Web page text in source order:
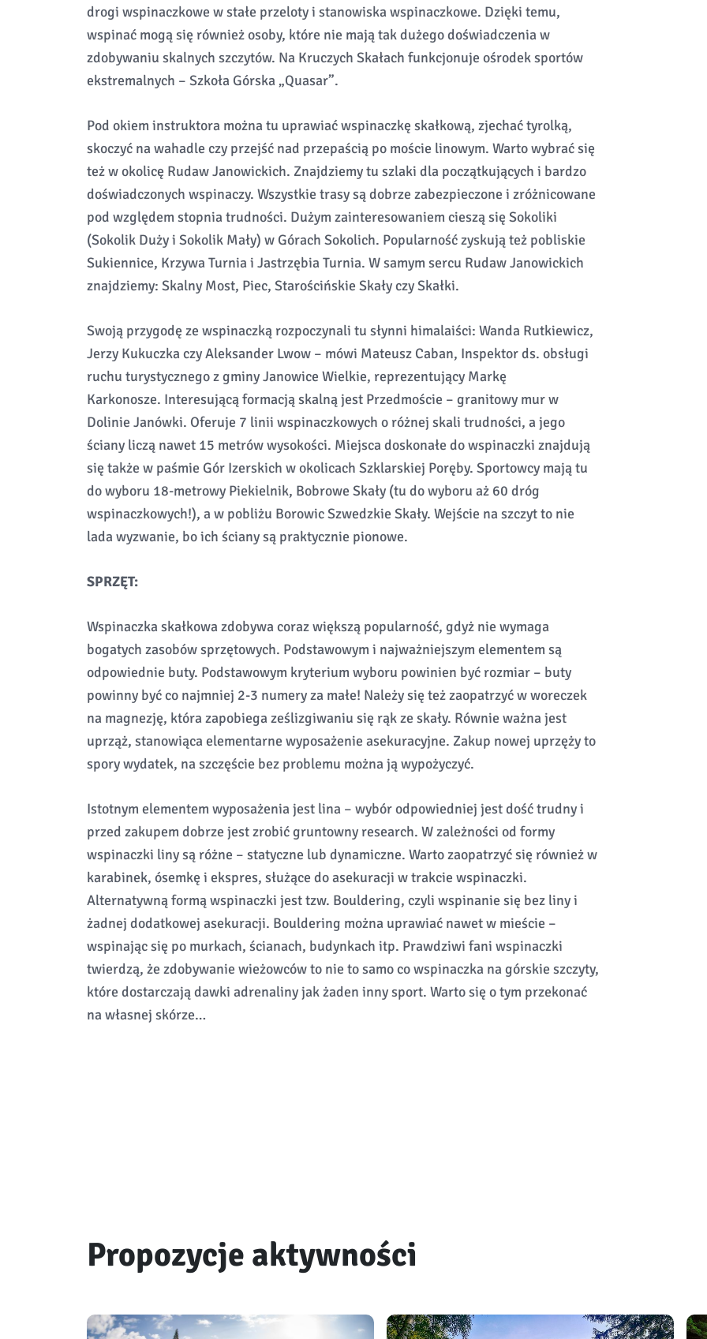
drogi wspinaczkowe w stałe przeloty i stanowiska wspinaczkowe. Dzięki temu,
wspinać mogą się również osoby, które nie mają tak dużego doświadczenia w
zdobywaniu skalnych szczytów. Na Kruczych Skałach funkcjonuje ośrodek sportów
ekstremalnych – Szkoła Górska „Quasar”.
Pod okiem instruktora można tu uprawiać wspinaczkę skałkową, zjechać tyrolką,
skoczyć na wahadle czy przejść nad przepaścią po moście linowym. Warto wybrać się
też w okolicę Rudaw Janowickich. Znajdziemy tu szlaki dla początkujących i bardzo
doświadczonych wspinaczy. Wszystkie trasy są dobrze zabezpieczone i zróżnicowane
pod względem stopnia trudności. Dużym zainteresowaniem cieszą się Sokoliki
(Sokolik Duży i Sokolik Mały) w Górach Sokolich. Popularność zyskują też pobliskie
Sukiennice, Krzywa Turnia i Jastrzębia Turnia. W samym sercu Rudaw Janowickich
znajdziemy: Skalny Most, Piec, Starościńskie Skały czy Skałki.
Swoją przygodę ze wspinaczką rozpoczynali tu słynni himalaiści: Wanda Rutkiewicz,
Jerzy Kukuczka czy Aleksander Lwow – mówi Mateusz Caban, Inspektor ds. obsługi
ruchu turystycznego z gminy Janowice Wielkie, reprezentujący Markę
Karkonosze. Interesującą formacją skalną jest Przedmoście – granitowy mur w
Dolinie Janówki. Oferuje 7 linii wspinaczkowych o różnej skali trudności, a jego
ściany liczą nawet 15 metrów wysokości. Miejsca doskonałe do wspinaczki znajdują
się także w paśmie Gór Izerskich w okolicach Szklarskiej Poręby. Sportowcy mają tu
do wyboru 18-metrowy Piekielnik, Bobrowe Skały (tu do wyboru aż 60 dróg
wspinaczkowych!), a w pobliżu Borowic Szwedzkie Skały. Wejście na szczyt to nie
lada wyzwanie, bo ich ściany są praktycznie pionowe.
SPRZĘT:
Wspinaczka skałkowa zdobywa coraz większą popularność, gdyż nie wymaga
bogatych zasobów sprzętowych. Podstawowym i najważniejszym elementem są
odpowiednie buty. Podstawowym kryterium wyboru powinien być rozmiar – buty
powinny być co najmniej 2-3 numery za małe! Należy się też zaopatrzyć w woreczek
na magnezję, która zapobiega ześlizgiwaniu się rąk ze skały. Równie ważna jest
uprząż, stanowiąca elementarne wyposażenie asekuracyjne. Zakup nowej uprzęży to
spory wydatek, na szczęście bez problemu można ją wypożyczyć.
Istotnym elementem wyposażenia jest lina – wybór odpowiedniej jest dość trudny i
przed zakupem dobrze jest zrobić gruntowny research. W zależności od formy
wspinaczki liny są różne – statyczne lub dynamiczne. Warto zaopatrzyć się również w
karabinek, ósemkę i ekspres, służące do asekuracji w trakcie wspinaczki.
Alternatywną formą wspinaczki jest tzw. Bouldering, czyli wspinanie się bez liny i
żadnej dodatkowej asekuracji. Bouldering można uprawiać nawet w mieście –
wspinając się po murkach, ścianach, budynkach itp. Prawdziwi fani wspinaczki
twierdzą, że zdobywanie wieżowców to nie to samo co wspinaczka na górskie szczyty,
które dostarczają dawki adrenaliny jak żaden inny sport. Warto się o tym przekonać
na własnej skórze…
Propozycje aktywności